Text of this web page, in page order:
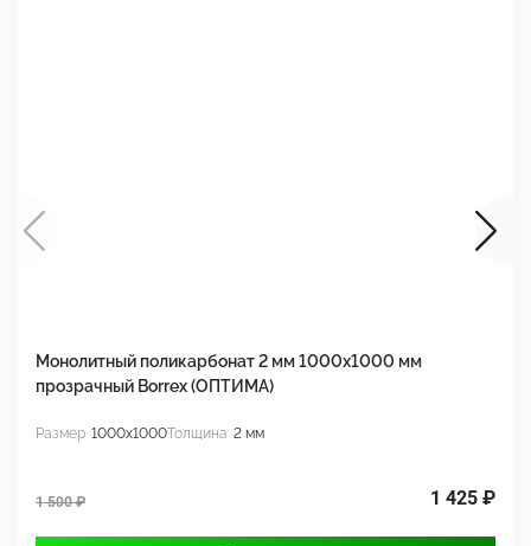
Монолитный поликарбонат 2 мм 1000x1000 мм
прозрачный Borrex (ОПТИМА)
Размер 1000x1000Толщина 2 мм
1 500 ₽ 1 425 ₽